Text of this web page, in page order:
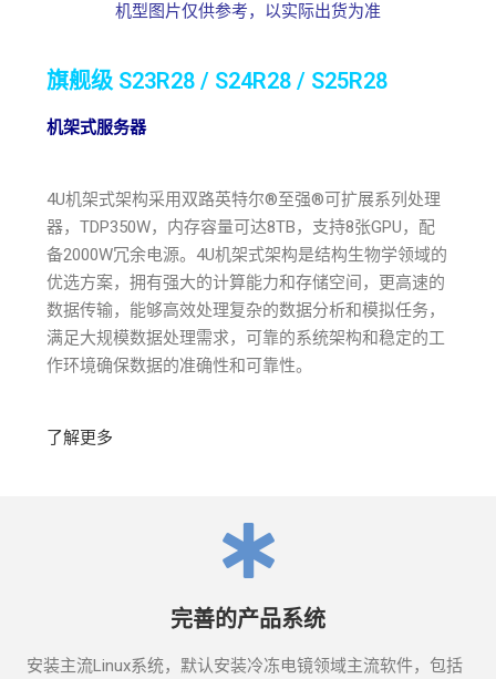
机型图片仅供参考，以实际出货为准
旗舰级 S23R28 / S24R28 / S25R28
机架式服务器
4U机架式架构采用双路英特尔®至强®可扩展系列处理
器，TDP350W，内存容量可达8TB，支持8张GPU，配
备2000W冗余电源。4U机架式架构是结构生物学领域的
优选方案，拥有强大的计算能力和存储空间，更高速的
数据传输，能够高效处理复杂的数据分析和模拟任务，
满足大规模数据处理需求，可靠的系统架构和稳定的工
作环境确保数据的准确性和可靠性。
了解更多
完善的产品系统
安装主流Linux系统，默认安装冷冻电镜领域主流软件，包括